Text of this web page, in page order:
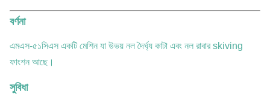
বর্ণনা
এমএস-৫১সিএস একটি মেশিন যা উভয় নল দৈর্ঘ্য কাটা এবং নল রাবার skiving
ফাংশন আছে।
সুবিধা